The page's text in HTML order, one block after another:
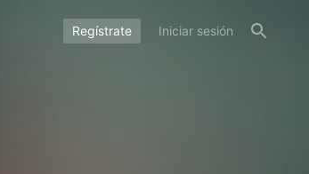
Regístrate Iniciar sesión